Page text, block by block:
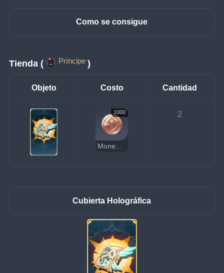
Como se consigue
Tienda ( Príncipe )
Objeto Costo Cantidad
1000 2
Cubierta Holográfica